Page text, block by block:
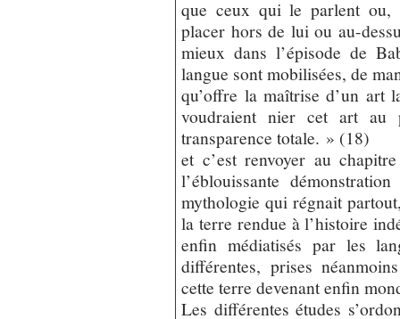
que ceux qui le parlent ou,
placer hors de lui ou au-
mieux dans l’épisode de
langue sont mobilisées, de
qu’offre la maîtrise d’un art
voudraient nier cet art au
transparence totale. » (18)
et c’est renvoyer au
l’éblouissante
mythologie qui régnait
la terre rendue à l’histoire
enfin médiatisés par les
différentes, prises
cette terre devenant enfin
Les différentes études